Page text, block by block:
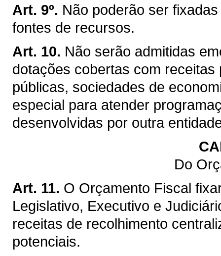
Art. 9º. Não poderão ser
fontes de recursos.
Art. 10. Não serão admitidas
dotações cobertas com
públicas, sociedades de
especial para atender
desenvolvidas por outra
Do
Art. 11. O Orçamento Fiscal
Legislativo, Executivo e
receitas de recolhimento
potenciais.